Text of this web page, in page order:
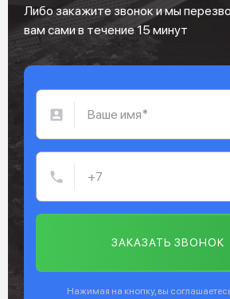
Либо закажите звонок и мы
вам сами в течение 15 минут
ЗАКАЗАТЬ ЗВОНОК
Нажимая на кнопку, вы